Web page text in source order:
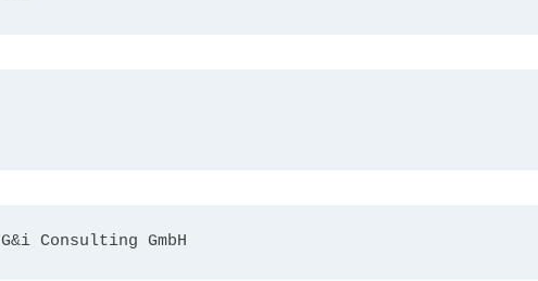
G&i Consulting GmbH